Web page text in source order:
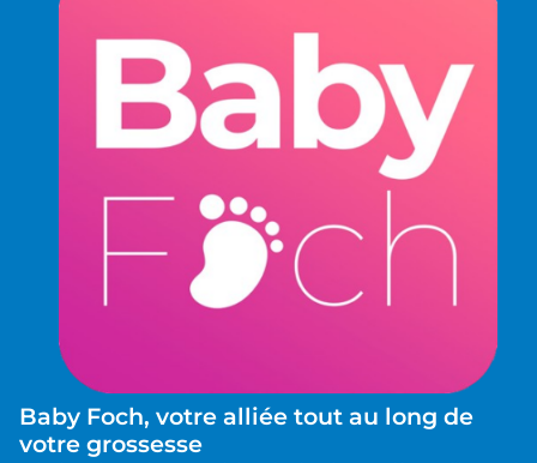
Baby Foch, votre alliée tout au long de
votre grossesse